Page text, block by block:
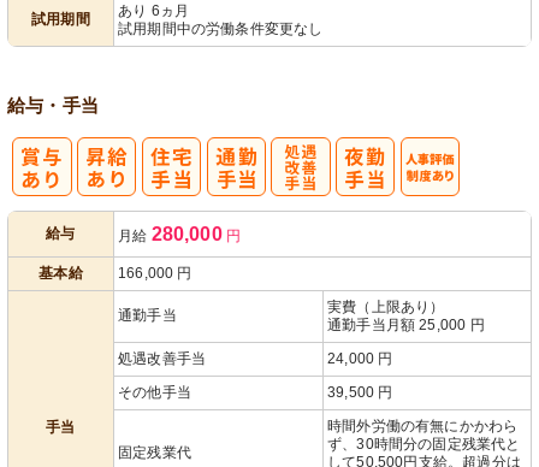
試用期間
あり 6ヵ月
試用期間中の労働条件変更なし
給与・手当
給与 月給 280,000円
基本給 166,000 円
手当
通勤手当
実費（上限あり）
通勤手当月額 25,000 円
処遇改善手当
24,000 円
その他手当
39,500 円
固定残業代
時間外労働の有無にかかわら
ず、30時間分の固定残業代と
して50,500円支給。超過分は